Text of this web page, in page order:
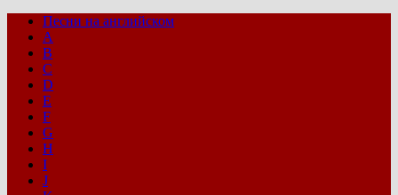
Песни на английском
A
B
C
D
E
F
G
H
I
J